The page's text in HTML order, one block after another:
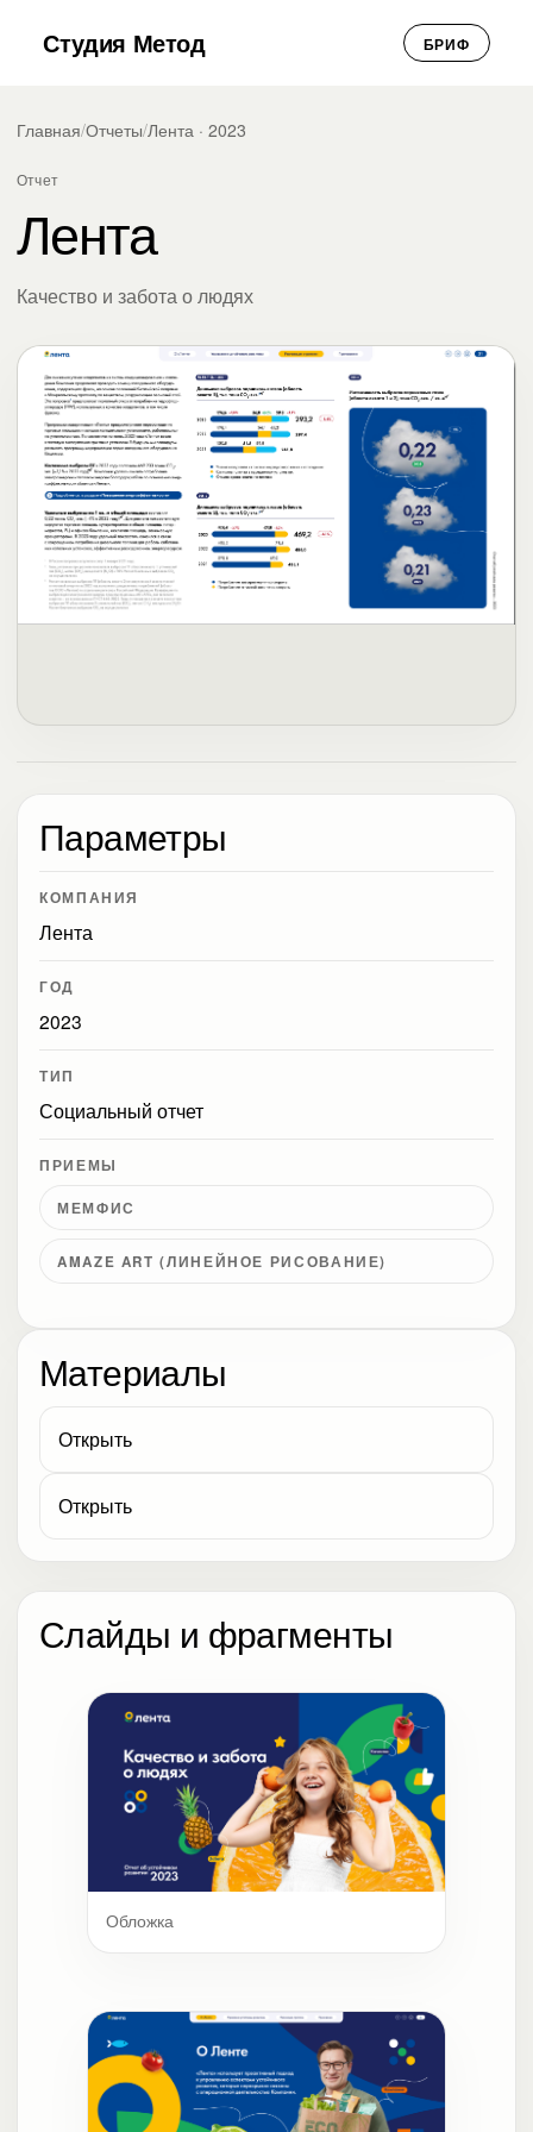
Студия Метод БРИФ
Главная/Отчеты/Лента · 2023
Отчет
Лента
Качество и забота о людях
Параметры
КОМПАНИЯ
Лента
ГОД
2023
ТИП
Социальный отчет
ПРИЕМЫ
МЕМФИС
AMAZE ART (ЛИНЕЙНОЕ РИСОВАНИЕ)
Материалы
Открыть
Открыть
Слайды и фрагменты
Обложка